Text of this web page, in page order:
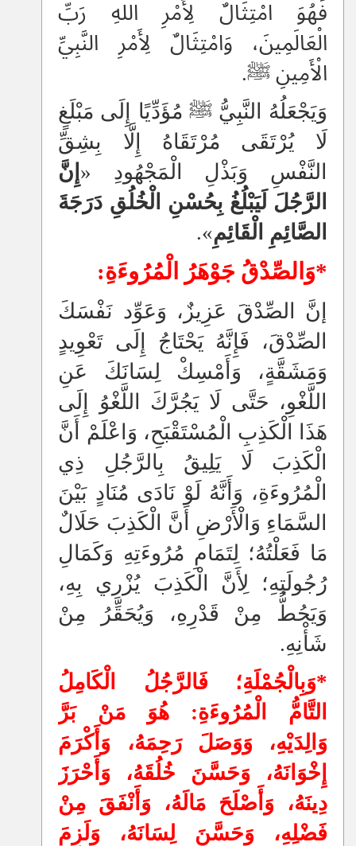
فَهُوَ امْتِثَالٌ لِأَمْرِ اللهِ رَبِّ
الْعَالَمِينَ، وَامْتِثَالٌ لِأَمْرِ النَّبِيِّ
الْأَمِينِ ﷺ.
وَيَجْعَلُهُ النَّبِيُّ ﷺ مُؤَدِّيًا إِلَى مَبْلَغٍ
لَا يُرْتَقَى مُرْتَقَاهُ إِلَّا بِشِقِّ
النَّفْسِ وَبَذْلِ الْمَجْهُودِ « إِنَّ
الرَّجُلَ لَيَبْلُغُ بِحُسْنِ الْخُلُقِ دَرَجَةَ
الصَّائِمِ الْقَائِمِ».
*وَالصِّدْقُ جَوْهَرُ الْمُرُوءَةِ:
إنَّ الصِّدْقَ عَزِيزٌ، وَعَوِّد نَفْسَكَ
الصِّدْقَ، فَإِنَّهُ يَحْتَاجُ إِلَى تَعْوِيدٍ
وَمَشَقَّةٍ، وَأَمْسِكْ لِسَانَكَ عَنِ
اللَّغْوِ، حَتَّى لَا يَجُرَّكَ اللَّغْوُ إِلَى
هَذَا الْكَذِبِ الْمُسْتَقْبَحِ، وَاعْلَمْ أَنَّ
الْكَذِبَ لَا يَلِيقُ بِالرَّجُلِ ذِي
الْمُرُوءَةِ، وَأَنَّهُ لَوْ نَادَى مُنَادٍ بَيْنَ
السَّمَاءِ وَالْأَرْضِ أَنَّ الْكَذِبَ حَلَالٌ
مَا فَعَلْتُهُ؛ لِتَمَامِ مُرُوءَتِهِ وَكَمَالِ
رُجُولَتِهِ؛ لِأَنَّ الْكَذِبَ يُزْرِي بِهِ،
وَيَحُطُّ مِنْ قَدْرِهِ، وَيُحَقِّرُ مِنْ
شَأْنِهِ.
*وَبِالْجُمْلَةِ؛ فَالرَّجُلُ الْكَامِلُ
التَّامُّ الْمُرُوءَةِ: هُوَ مَنْ بَرَّ
وَالِدَيْهِ، وَوَصَلَ رَحِمَهُ، وَأَكْرَمَ
إِخْوَانَهُ، وَحَسَّنَ خُلُقَهُ، وَأَحْرَزَ
دِينَهُ، وَأَصْلَحَ مَالَهُ، وَأَنْفَقَ مِنْ
فَضْلِهِ، وَحَسَّنَ لِسَانَهُ، وَلَزِمَ